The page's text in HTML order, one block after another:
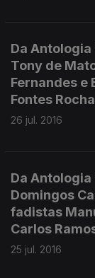
Da
Tony de
Fernandes e
Fontes
26 jul. 2016
Da
Domingos
fadistas
Carlos
25 jul. 2016